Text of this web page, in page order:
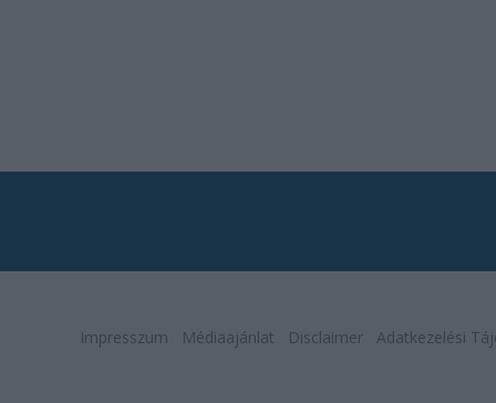
Impresszum Médiaajánlat Disclaimer Adatkezelési